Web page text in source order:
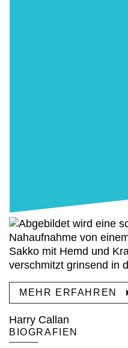
MEHR ERFAHREN
Harry Callan
BIOGRAFIEN